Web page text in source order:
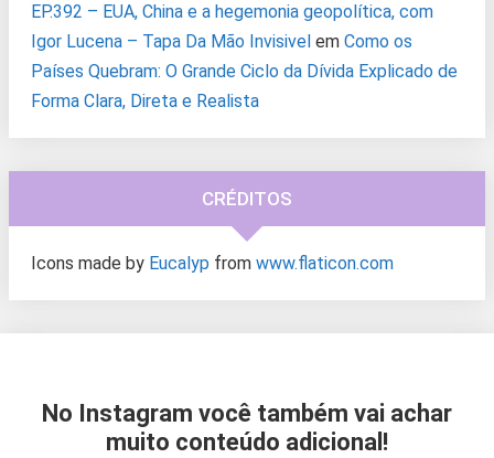
EP.392 – EUA, China e a hegemonia geopolítica, com
Igor Lucena – Tapa Da Mão Invisivel em Como os
Países Quebram: O Grande Ciclo da Dívida Explicado de
Forma Clara, Direta e Realista
CRÉDITOS
Icons made by Eucalyp from www.flaticon.com
No Instagram você também vai achar
muito conteúdo adicional!